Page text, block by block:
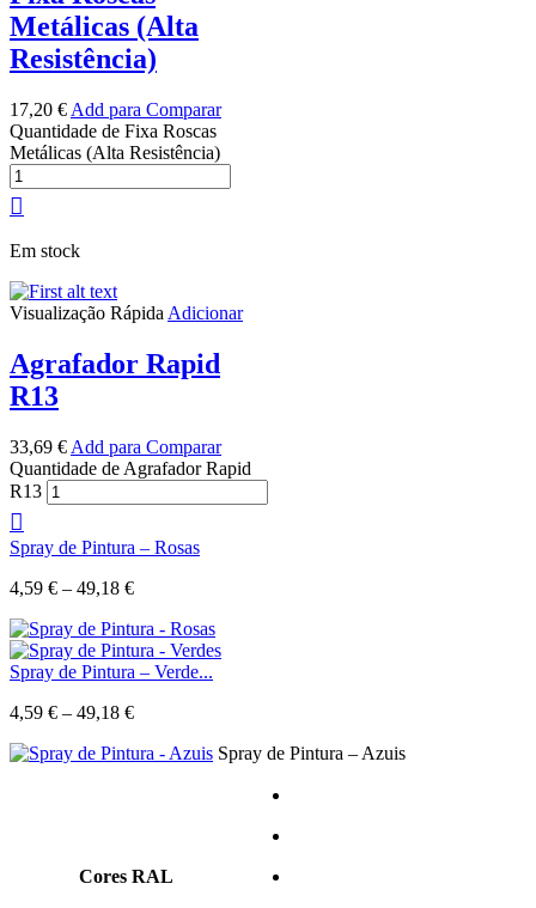
Metálicas (Alta
Resistência)
17,20 € Add para Comparar
Quantidade de Fixa Roscas
Metálicas (Alta Resistência)
Em stock
Visualização Rápida Adicionar
Agrafador Rapid
R13
33,69 € Add para Comparar
Quantidade de Agrafador Rapid
R13
Spray de Pintura – Rosas
4,59 € – 49,18 €
Spray de Pintura – Verde...
4,59 € – 49,18 €
Spray de Pintura – Azuis
Cores RAL